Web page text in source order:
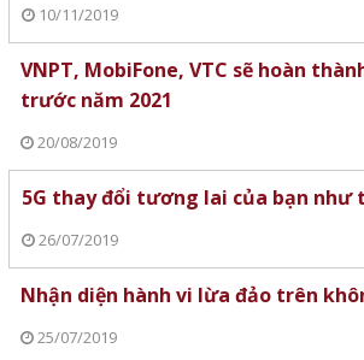
10/11/2019
VNPT, MobiFone, VTC sẽ hoàn
trước năm 2021
20/08/2019
5G thay đổi tương lai của bạn như
26/07/2019
Nhận diện hành vi lừa đảo trên
25/07/2019